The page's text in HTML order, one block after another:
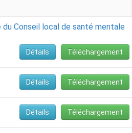
Conseil local de santé mentale
Téléchargement
Détails
Téléchargement
Détails
Téléchargement
Détails